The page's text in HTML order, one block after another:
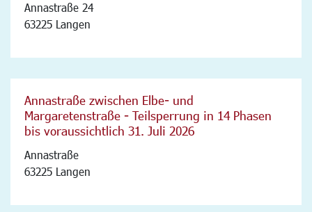
Annastraße 24
63225 Langen
Annastraße zwischen Elbe- und
Margaretenstraße - Teilsperrung in 14 Phasen
bis voraussichtlich 31. Juli 2026
Annastraße
63225 Langen